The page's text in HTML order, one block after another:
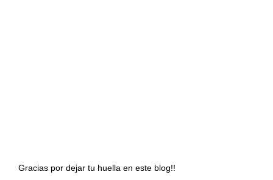
Gracias por dejar tu huella en este blog!!